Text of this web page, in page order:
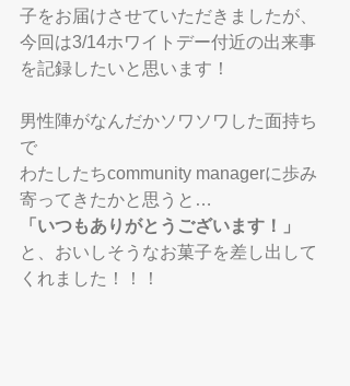
子をお届けさせていただきましたが、
今回は3/14ホワイトデー付近の出来事
を記録したいと思います！
男性陣がなんだかソワソワした面持ち
で
わたしたちcommunity managerに歩み
寄ってきたかと思うと…
「いつもありがとうございます！」
と、おいしそうなお菓子を差し出して
くれました！！！